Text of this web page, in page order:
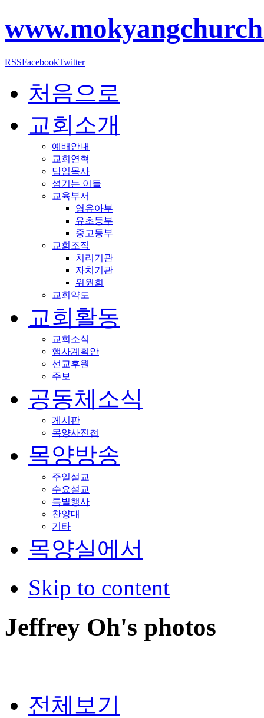
RSSFacebookTwitter
처음으로
교회소개
예배안내
교회연혁
담임목사
섬기는 이들
교육부서
영유아부
유초등부
중고등부
교회조직
치리기관
자치기관
위원회
교회약도
교회활동
교회소식
행사계획안
선교후원
주보
공동체소식
게시판
목양사진첩
목양방송
주일설교
수요설교
특별행사
찬양대
기타
목양실에서
Skip to content
Jeffrey Oh's photos
전체보기